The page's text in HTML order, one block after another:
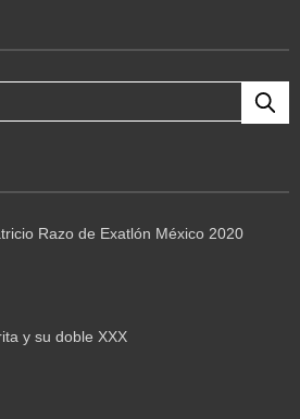
Razo de Exatlón México 2020
y su doble XXX